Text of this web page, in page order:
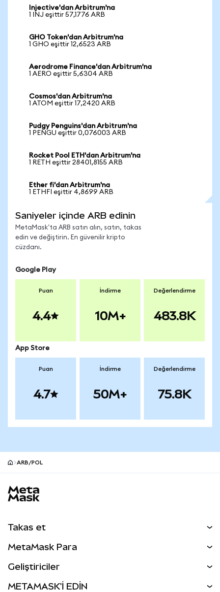
Injective'dan Arbitrum'na
1 INJ eşittir 57,1776 ARB
GHO Token'dan Arbitrum'na
1 GHO eşittir 12,6523 ARB
Aerodrome Finance'dan Arbitrum'na
1 AERO eşittir 5,6304 ARB
Cosmos'dan Arbitrum'na
1 ATOM eşittir 17,2420 ARB
Pudgy Penguins'dan Arbitrum'na
1 PENGU eşittir 0,076003 ARB
Rocket Pool ETH'dan Arbitrum'na
1 RETH eşittir 28401,8155 ARB
Ether fi'dan Arbitrum'na
1 ETHFI eşittir 4,8699 ARB
Saniyeler içinde ARB edinin
MetaMask'ta ARB satın alın, satın, takas
edin ve değiştirin. En güvenilir kripto
cüzdanı.
Google Play
Puan
4.4
İndirme
10M+
Değerlendirme
483.8K
App Store
Puan
4.7
İndirme
50M+
Değerlendirme
75.8K
ARB/POL
Takas et
Perps
MetaMask Para
Geliştiriciler
METAMASK'İ EDİN